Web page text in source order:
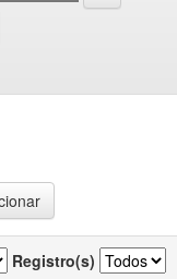
Registro(s)